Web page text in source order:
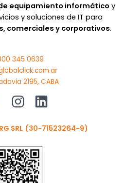
equipamiento informático y
y soluciones de IT para
comerciales y corporativos.
345 0639
2195, CABA
SRL (30-71523264-9)